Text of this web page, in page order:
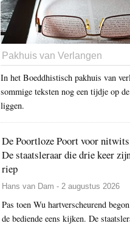
Pakhuis van Verlangen
In het Boeddhistisch pakhuis van
sommige teksten nog een tijdje op
liggen.
De Poortloze Poort voor
De staatsleraar die drie keer
riep
Hans van Dam - 2 augustus 2026
Pas toen Wu hartverscheurend
de bediende eens kijken. De